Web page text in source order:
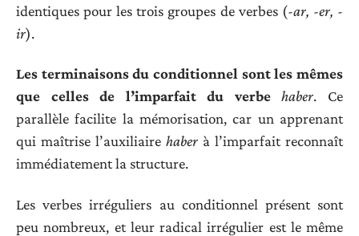
identiques pour les trois groupes de verbes (-ar, -er, -
ir).
Les terminaisons du conditionnel sont les mêmes
que celles de l’imparfait du verbehaber. Ce
parallèle facilite la mémorisation, car un apprenant
qui maîtrise l’auxiliaire haber à l’imparfait reconnaît
immédiatement la structure.
Les verbes irréguliers au conditionnel présent sont
peu nombreux, et leur radical irrégulier est le même